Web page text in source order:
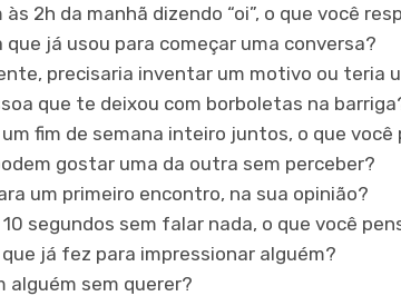
2h da manhã dizendo “oi”, o que você
já usou para começar uma conversa?
precisaria inventar um motivo ou teria
que te deixou com borboletas na
fim de semana inteiro juntos, o que você
gostar uma da outra sem perceber?
um primeiro encontro, na sua opinião?
segundos sem falar nada, o que você
já fez para impressionar alguém?
alguém sem querer?